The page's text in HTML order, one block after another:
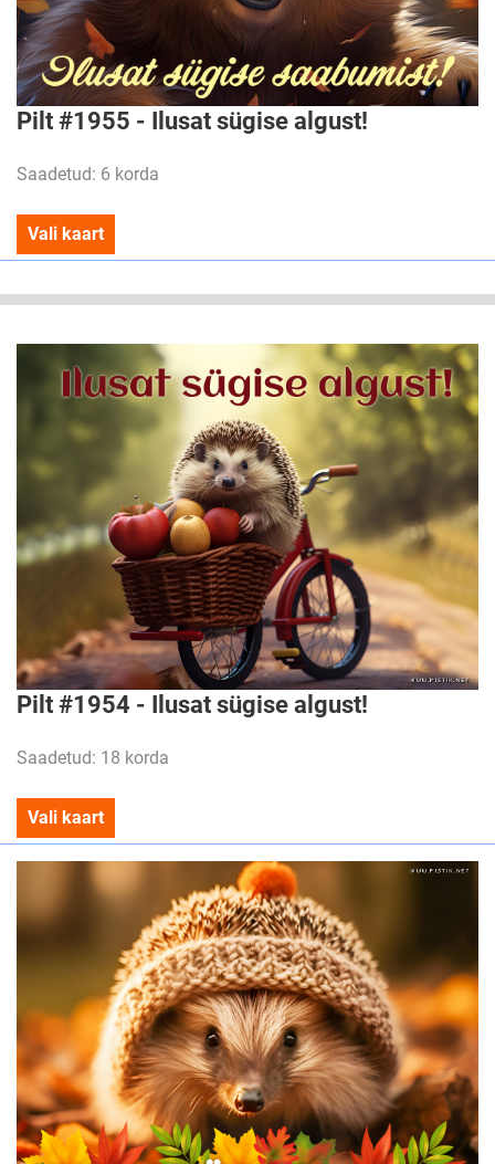
Pilt #1955 - Ilusat sügise algust!
Saadetud: 6 korda
Vali kaart
Pilt #1954 - Ilusat sügise algust!
Saadetud: 18 korda
Vali kaart